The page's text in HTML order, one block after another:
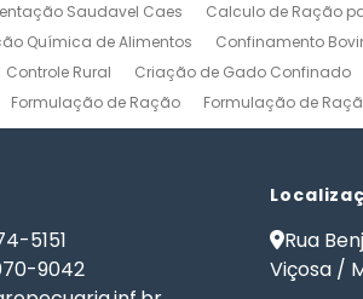
Saudavel Caes Calculo de Ração
Química de Alimentos Confinamento
Controle Rural Criação de Gado Confinado
Formulação de Ração Formulação de
Formulação de Ração para Aves de Postura
de Ração para Gado Leiteiro
Gestão Rural Nutrição
de Formulação de Ração para Bovinos
5151
9042
Rua
Viçosa /